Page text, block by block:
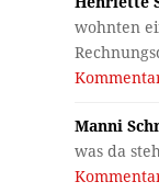
wohnten
Manni
was da